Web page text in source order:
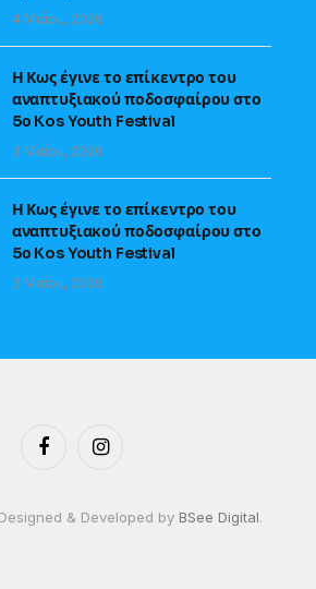
4 Μαΐου, 2026
Η Κως έγινε το επίκεντρο του
αναπτυξιακού ποδοσφαίρου στο
5ο Kos Youth Festival
3 Μαΐου, 2026
Η Κως έγινε το επίκεντρο του
αναπτυξιακού ποδοσφαίρου στο
5ο Kos Youth Festival
3 Μαΐου, 2026
FacebookInstagram
& Developed by BSee Digital.